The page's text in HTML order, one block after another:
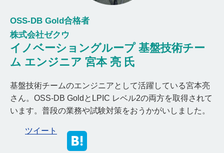
OSS-DB Gold合格者
株式会社ゼクウ
イノベーショングループ 基盤技術チー
ム エンジニア 宮本 亮 氏
基盤技術チームのエンジニアとして活躍している宮本亮
さん。OSS-DB GoldとLPIC レベル2の両方を取得されて
います。普段の業務や試験対策をおうかがいしました。
ツイート